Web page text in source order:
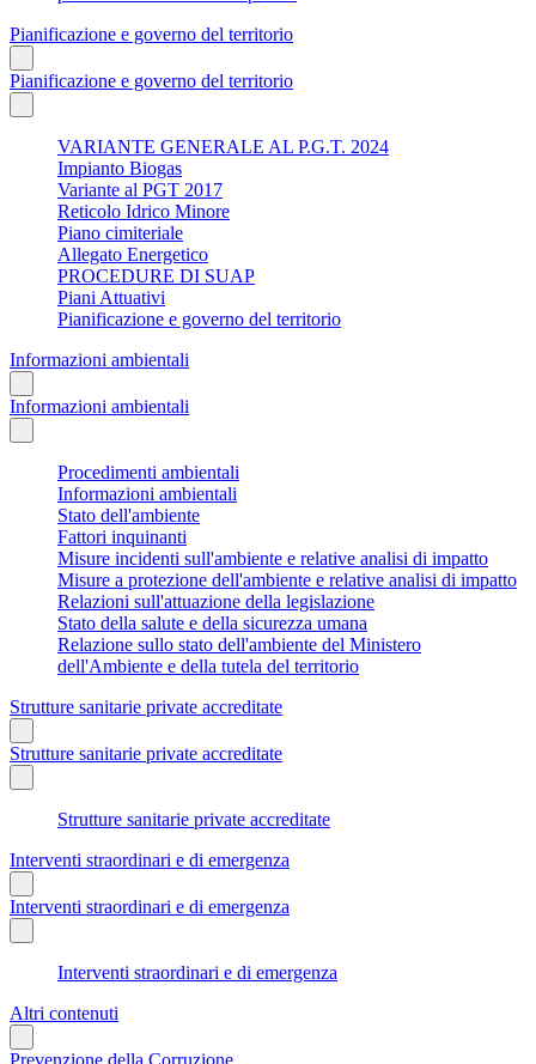
Pianificazione e governo del territorio
Pianificazione e governo del territorio
VARIANTE GENERALE AL P.G.T. 2024
Impianto Biogas
Variante al PGT 2017
Reticolo Idrico Minore
Piano cimiteriale
Allegato Energetico
PROCEDURE DI SUAP
Piani Attuativi
Pianificazione e governo del territorio
Informazioni ambientali
Informazioni ambientali
Procedimenti ambientali
Informazioni ambientali
Stato dell'ambiente
Fattori inquinanti
Misure incidenti sull'ambiente e relative analisi di impatto
Misure a protezione dell'ambiente e relative analisi di impatto
Relazioni sull'attuazione della legislazione
Stato della salute e della sicurezza umana
Relazione sullo stato dell'ambiente del Ministero
dell'Ambiente e della tutela del territorio
Strutture sanitarie private accreditate
Strutture sanitarie private accreditate
Strutture sanitarie private accreditate
Interventi straordinari e di emergenza
Interventi straordinari e di emergenza
Interventi straordinari e di emergenza
Altri contenuti
Prevenzione della Corruzione